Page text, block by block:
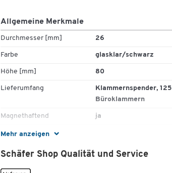
Mehr anzeigen
Allgemeine Merkmale
Durchmesser [mm] 26
Farbe glasklar/schwarz
Höhe [mm] 80
Lieferumfang
Klammernspender, 125
Büroklammern
Magnethaftend ja
Material
Material inkl.
Schäfer Shop Qualität und Service